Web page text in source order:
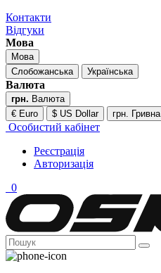
Контакти
Відгуки
Мова
Мова
Слобожанська
Українська
Валюта
грн. Валюта
€ Euro
$ US Dollar грн. Гривна
Особистий кабінет
Реєстрація
Авторизація
0